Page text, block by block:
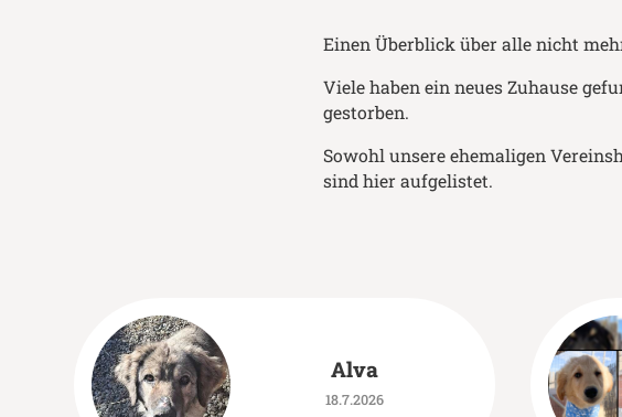
Einen Überblick über alle nicht
Viele haben ein neues Zuhause
gestorben.
Sowohl unsere ehemaligen
sind hier aufgelistet.
Alva
18.7.2026